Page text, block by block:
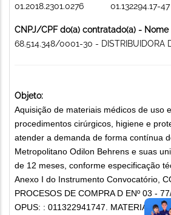
01.2018.2301.0276
01.132294.17-47
CNPJ/CPF do(a) contratado(a) -
68.514.348/0001-30 - DISTRIBUIDORA
Objeto:
Aquisição de materiais médicos de uso
procedimentos cirúrgicos, higiene e
atender a demanda de forma contínua
Metropolitano Odilon Behrens e suas
de 12 meses, conforme especificação
Anexo I do Instrumento Convocatório,
PROCESOS DE COMPRA D ENº 03 -
OPUS: : 011322941747. MATERIAIS